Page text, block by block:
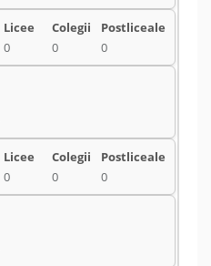
0 0 0
0 0 0